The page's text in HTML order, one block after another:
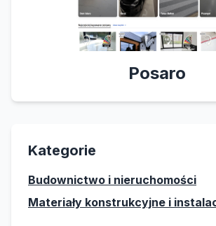
Posaro
Kategorie
Budownictwo i nieruchomości
Materiały konstrukcyjne i